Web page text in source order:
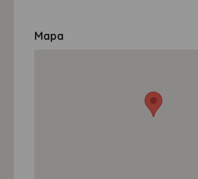
Mapa